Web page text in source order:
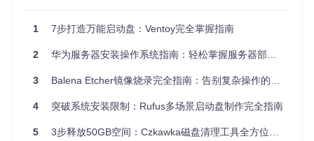
查看当前系统启动方式。
启
模
适用场景
案
支持系统
S
（2010年
引导记录）
本
1 7步打造万能启动盘：Ventoy完全掌握指南
2 华为服务器安装操作系统指南：轻松掌握服务器部署技能
3 Balena Etcher镜像烧录完全指南：告别复杂操作的系统安装神器
4 突破系统安装限制：Rufus多场景启动盘制作完全指南
5 3步释放50GB空间：Czkawka磁盘清理工具全方位优化指南